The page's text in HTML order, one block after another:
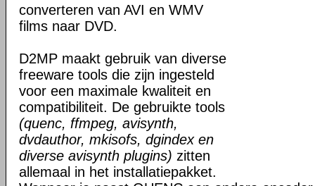
converteren van AVI en WMV
films naar DVD.
D2MP maakt gebruik van diverse
freeware tools die zijn ingesteld
voor een maximale kwaliteit en
compatibiliteit. De gebruikte tools
(quenc, ffmpeg, avisynth,
dvdauthor, mkisofs, dgindex en
diverse avisynth plugins) zitten
allemaal in het installatiepakket.